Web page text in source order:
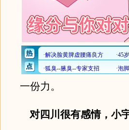
一份力。
对四川很有感情，小